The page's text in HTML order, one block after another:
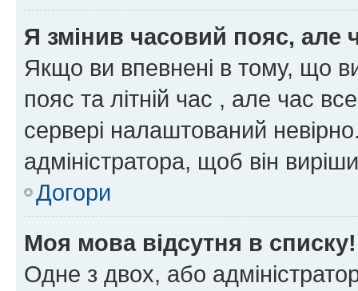
Я змінив часовий пояс, але
Якщо ви впевнені в тому, що
пояс та літній час , але час
сервері налаштований
адміністратора, щоб він
Догори
Моя мова відсутня в списку!
Одне з двох, або